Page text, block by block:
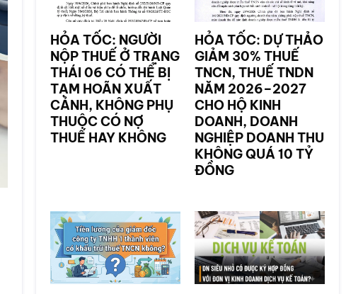
HỎA TỐC: NGƯỜI
NỘP THUẾ Ở TRẠNG
THÁI 06 CÓ THỂ BỊ
TẠM HOÃN XUẤT
CẢNH, KHÔNG PHỤ
THUỘC CÓ NỢ
THUẾ HAY KHÔNG
HỎA TỐC: DỰ THẢO
GIẢM 30% THUẾ
TNCN, THUẾ TNDN
NĂM 2026–2027
CHO HỘ KINH
DOANH, DOANH
NGHIỆP DOANH THU
KHÔNG QUÁ 10 TỶ
ĐỒNG